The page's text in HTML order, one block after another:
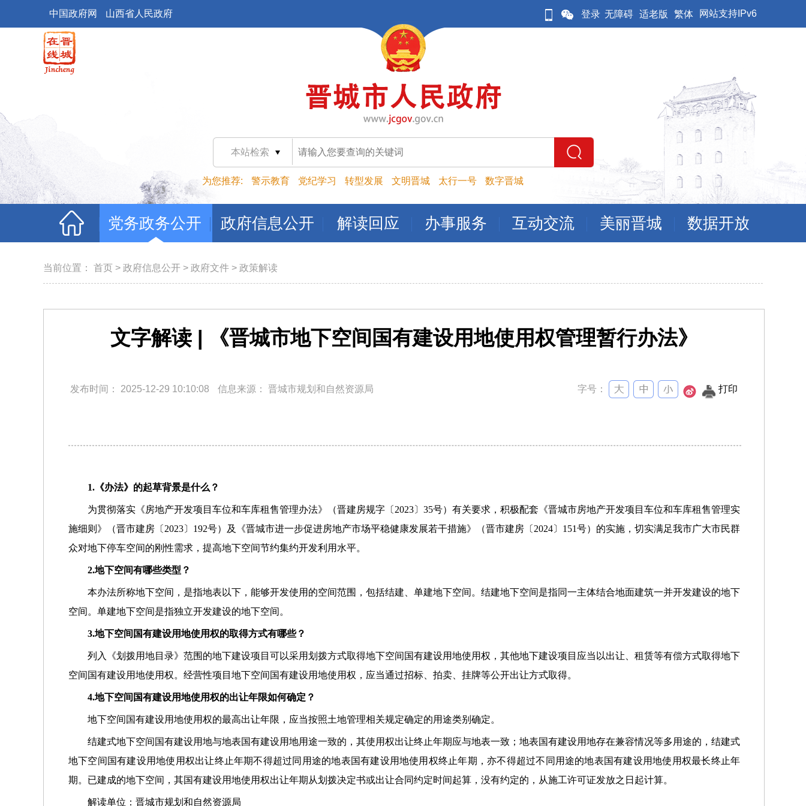
中国政府网 山西省人民政府 登录 无障碍 适老版 繁体 网站支持IPv6
本站检索
为您推荐: 警示教育 党纪学习 转型发展 文明晋城 太行一号 数字晋城
党务政务公开 政府信息公开 解读回应 办事服务 互动交流 美丽晋城 数据开放
当前位置： 首页 > 政府信息公开 > 政府文件 > 政策解读
文字解读 | 《晋城市地下空间国有建设用地使用权管理暂行办法》
发布时间： 2025-12-29 10:10:08 信息来源： 晋城市规划和自然资源局 字号： 打印
1.《办法》的起草背景是什么？
为贯彻落实《房地产开发项目车位和车库租售管理办法》（晋建房规字〔2023〕35号）有关要求，积极配套《晋城市房地产开发项目车位和车库租售管理实
施细则》（晋市建房〔2023〕192号）及《晋城市进一步促进房地产市场平稳健康发展若干措施》（晋市建房〔2024〕151号）的实施，切实满足我市广大市民群
众对地下停车空间的刚性需求，提高地下空间节约集约开发利用水平。
2.地下空间有哪些类型？
本办法所称地下空间，是指地表以下，能够开发使用的空间范围，包括结建、单建地下空间。结建地下空间是指同一主体结合地面建筑一并开发建设的地下
空间。单建地下空间是指独立开发建设的地下空间。
3.地下空间国有建设用地使用权的取得方式有哪些？
列入《划拨用地目录》范围的地下建设项目可以采用划拨方式取得地下空间国有建设用地使用权，其他地下建设项目应当以出让、租赁等有偿方式取得地下
空间国有建设用地使用权。经营性项目地下空间国有建设用地使用权，应当通过招标、拍卖、挂牌等公开出让方式取得。
4.地下空间国有建设用地使用权的出让年限如何确定？
地下空间国有建设用地使用权的最高出让年限，应当按照土地管理相关规定确定的用途类别确定。
结建式地下空间国有建设用地与地表国有建设用地用途一致的，其使用权出让终止年期应与地表一致；地表国有建设用地存在兼容情况等多用途的，结建式
地下空间国有建设用地使用权出让终止年期不得超过同用途的地表国有建设用地使用权终止年期，亦不得超过不同用途的地表国有建设用地使用权最长终止年
期。已建成的地下空间，其国有建设用地使用权出让年期从划拨决定书或出让合同约定时间起算，没有约定的，从施工许可证发放之日起计算。
解读单位：晋城市规划和自然资源局